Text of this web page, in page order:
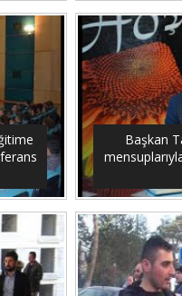
Başkan